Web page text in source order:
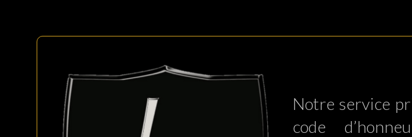
Notre service
code